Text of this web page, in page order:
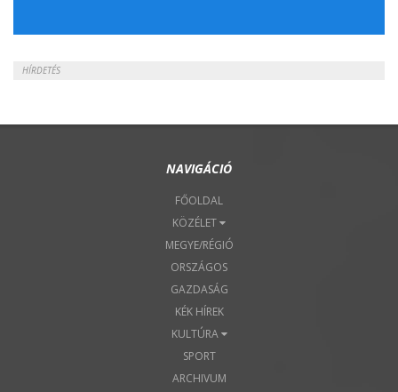
HÍRDETÉS
NAVIGÁCIÓ
FŐOLDAL
KÖZÉLET
MEGYE/RÉGIÓ
ORSZÁGOS
GAZDASÁG
KÉK HÍREK
KULTÚRA
SPORT
ARCHIVUM